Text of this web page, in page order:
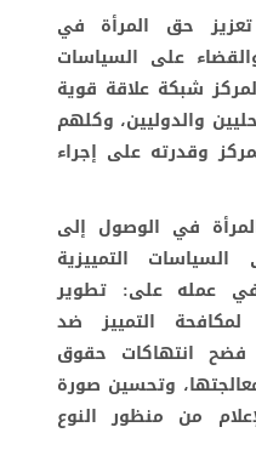
حق المرأة في
على السياسات
شبكة علاقة قوية
والدوليين، وكلهم
وقدرته على إجراء
في الوصول إلى
السياسات التمييزية
عمله على: تطوير
لمكافحة التمييز ضد
انتهاكات حقوق
وتحسين صورة
من منظور النوع